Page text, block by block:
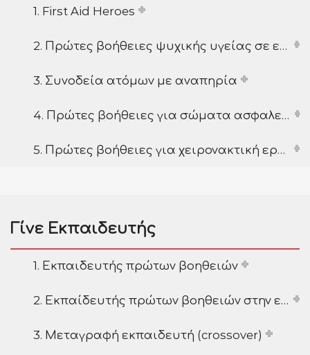
1. First Aid Heroes
2. Πρώτες βοήθειες ψυχικής υγείας σε εργασιακό περιβάλλον
3. Συνοδεία ατόμων με αναπηρία
4. Πρώτες βοήθειες για σώματα ασφαλείας σε αστικό τακτικό περιβάλλον
5. Πρώτες βοήθειες για χειρονακτική εργασία/ανύψωσης φορτίων
Γίνε Εκπαιδευτής
1. Εκπαιδευτής πρώτων βοηθειών
2. Εκπαίδευτής πρώτων βοηθειών στην εργασία
3. Μεταγραφή εκπαιδευτή (crossover)